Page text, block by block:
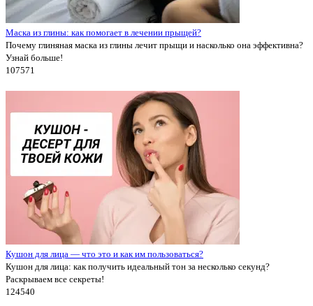
Маска из глины: как помогает в лечении прыщей?
Почему глиняная маска из глины лечит прыщи и насколько она эффективна?
Узнай больше!
107571
Кушон для лица — что это и как им пользоваться?
Кушон для лица: как получить идеальный тон за несколько секунд?
Раскрываем все секреты!
124540